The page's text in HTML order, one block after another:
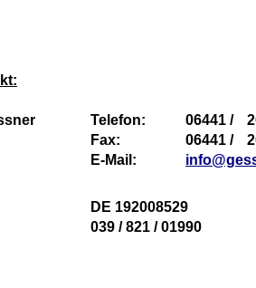
Telefon: 06441 /
Fax: 06441 /
E-Mail:
DE 192008529
039 / 821 / 01990